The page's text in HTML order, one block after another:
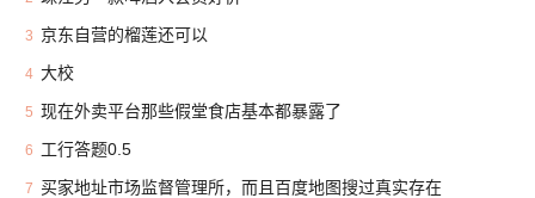
3 京东自营的榴莲还可以
4 大校
5 现在外卖平台那些假堂食店基本都暴露了
6 工行答题0.5
7 买家地址市场监督管理所，而且百度地图搜过真实存在